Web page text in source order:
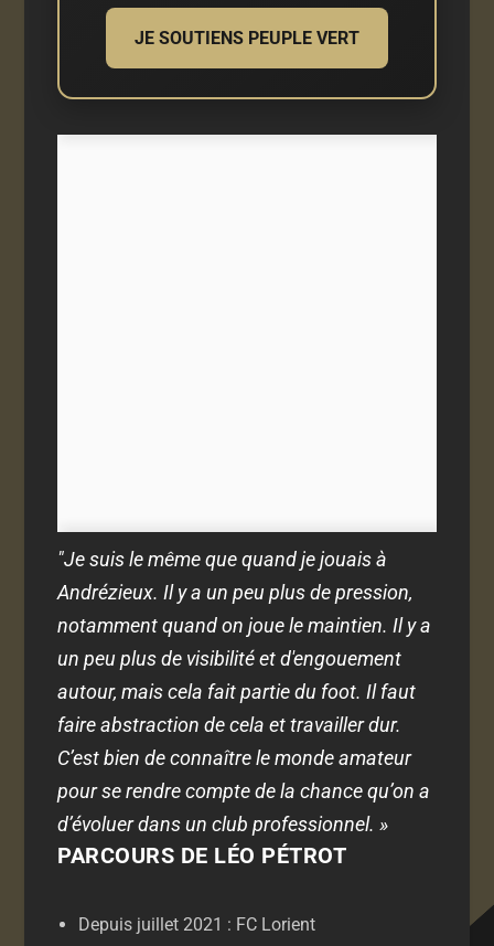
JE SOUTIENS PEUPLE VERT
"Je suis le même que quand je jouais à
Andrézieux. Il y a un peu plus de pression,
notamment quand on joue le maintien. Il y a
un peu plus de visibilité et d'engouement
autour, mais cela fait partie du foot. Il faut
faire abstraction de cela et travailler dur.
C’est bien de connaître le monde amateur
pour se rendre compte de la chance qu’on a
d’évoluer dans un club professionnel. »
PARCOURS DE LÉO PÉTROT
Depuis juillet 2021 : FC Lorient